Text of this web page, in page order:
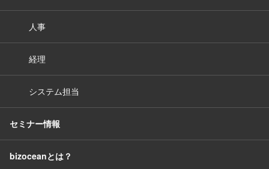
人事
経理
システム担当
セミナー情報
bizoceanとは？